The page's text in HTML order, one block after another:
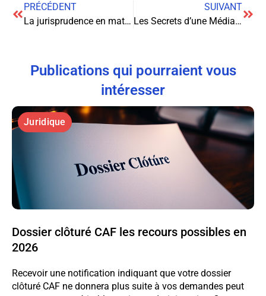
PRÉCÉDENT
La jurisprudence en matière de prestations dentaires non remboursées : enjeux et évolutions
SUIVANT
Les Secrets d’une Médiation Réussie : Stratégies et Techniques pour Résoudre les Conflits Efficacement
Publications qui pourraient vous
intéresser
Juridique
Dossier clôturé CAF les recours possibles en
2026
Recevoir une notification indiquant que votre dossier
clôturé CAF ne donnera plus suite à vos demandes peut